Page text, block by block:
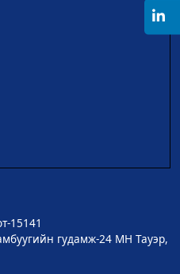
15141
гудамж-24 МН Тауэр,